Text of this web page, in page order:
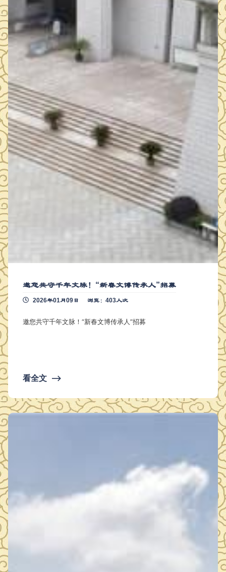
邀您共守千年文脉！“新春文博传承人”招募
2026年01月09日 浏览：403人次
邀您共守千年文脉！“新春文博传承人”招募
看全文 ⟶